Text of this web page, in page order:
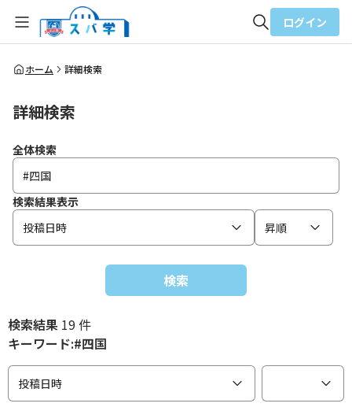
全体検索
ログイン
ホーム 詳細検索
詳細検索
全体検索
検索結果表示
投稿日時
昇順
検索
検索結果 19 件
キーワード:#四国
投稿日時